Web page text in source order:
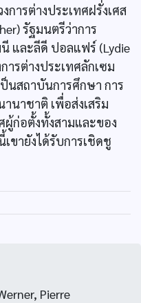
การต่างประเทศฝรั่งเศส
รัฐมนตรีว่าการ
และลีดี ปอลแฟร์ (Lydie
ารต่างประเทศลักเซม
นสถาบันการศึกษา การ
นาชาติ เพื่อส่งเสริม
ผู้ก่อตั้งทั้งสามและของ
ขายังได้รับการเชิดชู
Pierre